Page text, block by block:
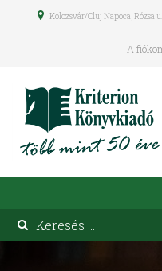
Kolozsvár/Cluj Napoca, Rózsa
A